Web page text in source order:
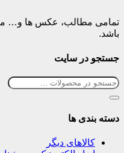
تمامی مطالب، عکس ها و…
باشد.
جستجو در سایت
دسته بندی ها
کالاهای دیگر